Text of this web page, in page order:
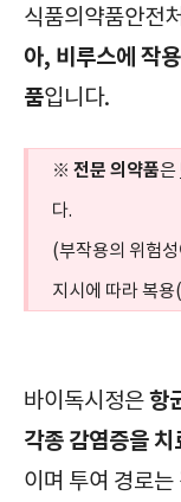
식품의약품안전
아, 비루스에 작
품입니다.
※ 전문 의약품은
다.
(부작용의 위험
지시에 따라 복
바이독시정은항
각종 감염증을 치
이며 투여 경로는